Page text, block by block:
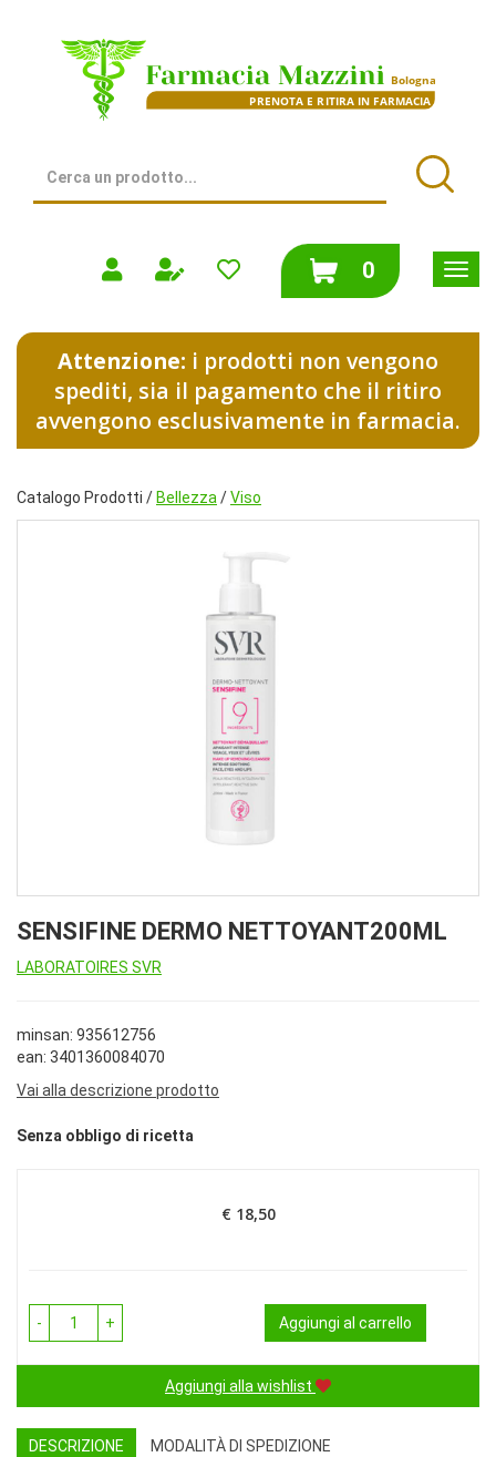
contenuto
Farmacia
Prodotto
0prodotti
inseriti
Attenzione: i prodotti non vengono
spediti, sia il pagamento che il ritiro
avvengono esclusivamente in farmacia.
Catalogo Prodotti / Bellezza /Viso
SENSIFINE DERMO NETTOYANT200ML
LABORATOIRES SVR
minsan: 935612756
ean: 3401360084070
Vai alla descrizione prodotto
Senza obbligo di ricetta
Prezzo
€ 18,50
- + Aggiungi al carrello
Aggiungi alla wishlist
DESCRIZIONE
MODALITÀ DI SPEDIZIONE